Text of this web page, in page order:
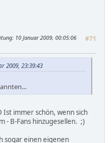
#71
: 10 Januar 2009, 00:05:06
2009, 23:39:43
immer schön, wenn sich
- B-Fans hinzugesellen. ;)
sogar einen eigenen